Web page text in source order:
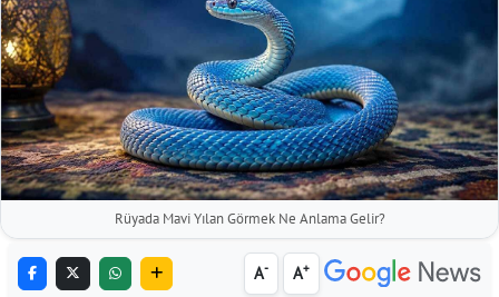
Rüyada Mavi Yılan Görmek Ne Anlama Gelir?
A- A+